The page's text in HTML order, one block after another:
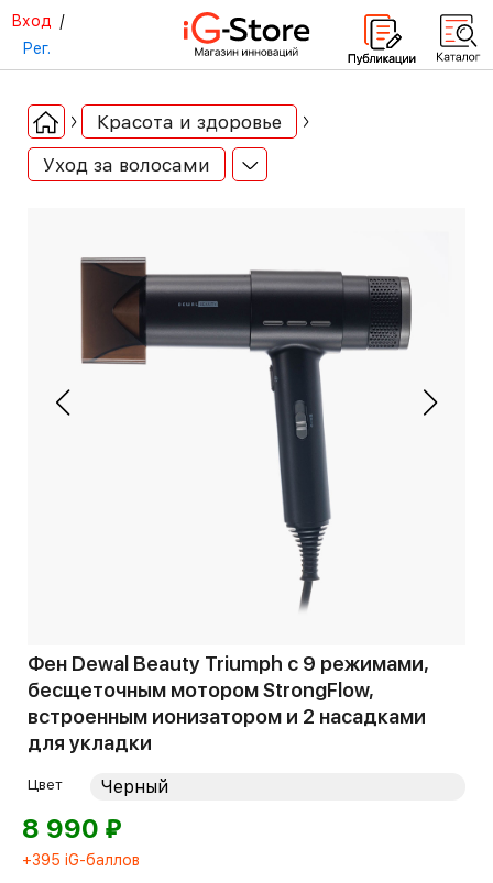
Вход /
Рег.
Красота и здоровье
Уход за волосами
Фен Dewal Beauty Triumph с 9 режимами,
бесщеточным мотором StrongFlow,
встроенным ионизатором и 2 насадками
для укладки
Цвет
8 990 ⃏
+395 iG-баллов